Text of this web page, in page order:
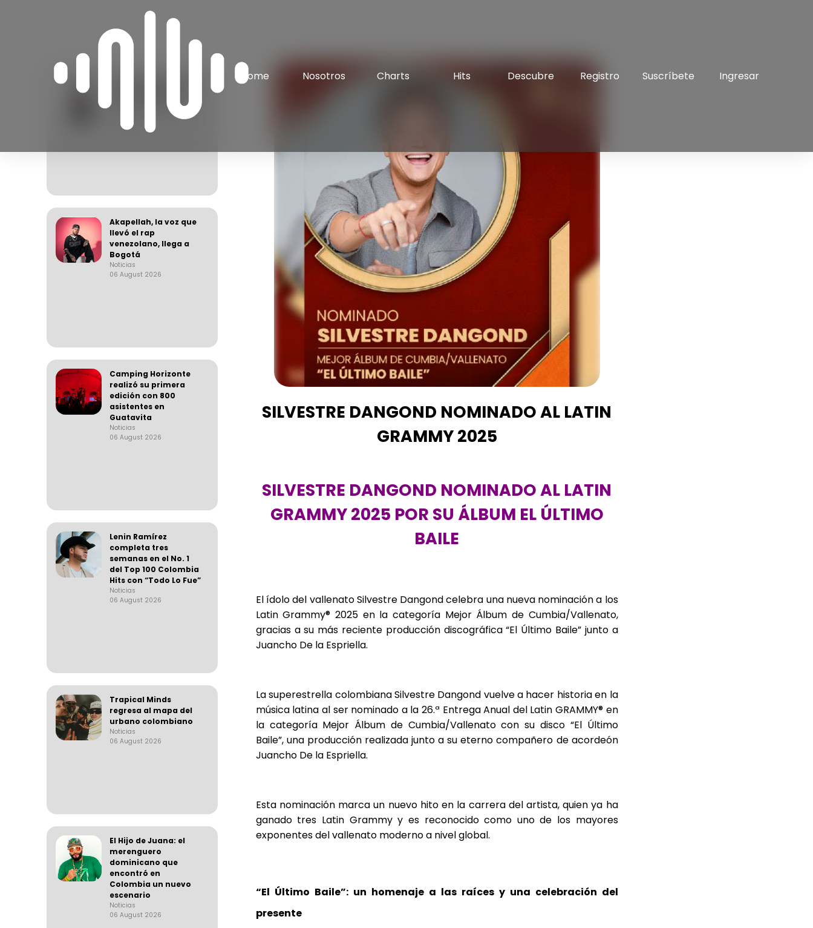
Home Nosotros Charts Hits Descubre Registro Suscríbete Ingresar
del rap venezolano
06 August 2026
Akapellah, la voz que
llevó el rap
venezolano, llega a
Bogotá
Noticias
06 August 2026
Camping Horizonte
realizó su primera
edición con 800
asistentes en
Guatavita
Noticias
06 August 2026
Lenin Ramírez
completa tres
semanas en el No. 1
del Top 100 Colombia
Hits con “Todo Lo Fue”
Noticias
06 August 2026
Trapical Minds
regresa al mapa del
urbano colombiano
Noticias
06 August 2026
El Hijo de Juana: el
merenguero
dominicano que
encontró en
Colombia un nuevo
escenario
Noticias
06 August 2026
SILVESTRE DANGOND NOMINADO AL LATIN
GRAMMY 2025
SILVESTRE DANGOND NOMINADO AL LATIN
GRAMMY 2025 POR SU ÁLBUM EL ÚLTIMO
BAILE
El ídolo del vallenato Silvestre Dangond celebra una nueva nominación a los
Latin Grammy® 2025 en la categoría Mejor Álbum de Cumbia/Vallenato,
gracias a su más reciente producción discográfica “El Último Baile” junto a
Juancho De la Espriella.
La superestrella colombiana Silvestre Dangond vuelve a hacer historia en la
música latina al ser nominado a la 26.ª Entrega Anual del Latin GRAMMY® en
la categoría Mejor Álbum de Cumbia/Vallenato con su disco “El Último
Baile”, una producción realizada junto a su eterno compañero de acordeón
Juancho De la Espriella.
Esta nominación marca un nuevo hito en la carrera del artista, quien ya ha
ganado tres Latin Grammy y es reconocido como uno de los mayores
exponentes del vallenato moderno a nivel global.
“El Último Baile”: un homenaje a las raíces y una celebración del
presente